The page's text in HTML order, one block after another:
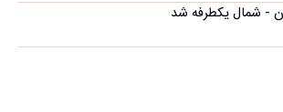
- شمال یکطرفه شد